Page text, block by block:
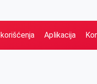
Aplikacija